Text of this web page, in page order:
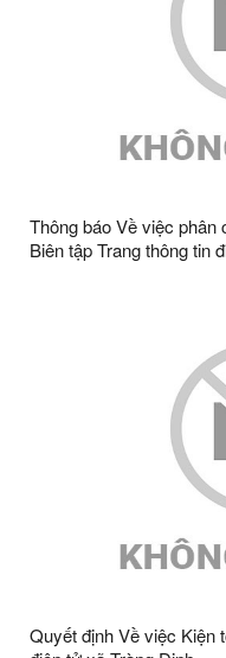
Thông báo Về việc
Biên tập Trang thông tin
Quyết định Về việc Kiện